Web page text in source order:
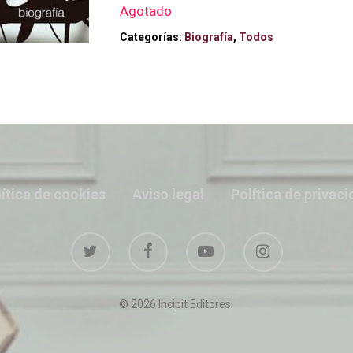
Agotado
Categorías: Biografía, Todos
de cookies
© 2026 Incipit Editores.